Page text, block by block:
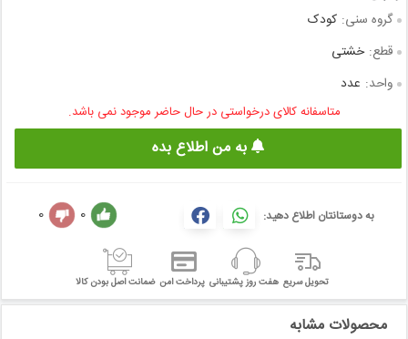
گروه سنی: کودک
قطع: خشتی
واحد: عدد
متاسفانه کالای درخواستی در حال حاضر موجود نمی باشد.
به من اطلاع بده
به دوستانتان اطلاع دهید: 0
0
تحویل سریع هفت روز پشتیبانی پرداخت امن ضمانت اصل بودن کالا
محصولات مشابه